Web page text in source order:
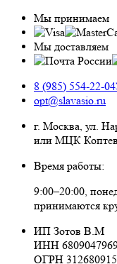
Мы принимаем
Мы доставляем
8 (985) 554-22-04
opt@slavasio.ru
г. Москва, ул.
или МЦК
Время работы:
9:00–20:00,
принимаются
ИП Зотов В.М
ИНН
ОГРН